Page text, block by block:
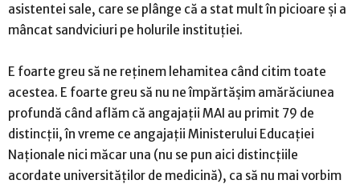
asistentei sale, care se plânge că a stat mult în picioare și a
mâncat sandviciuri pe holurile instituției.
E foarte greu să ne reținem lehamitea când citim toate
acestea. E foarte greu să nu ne împărtășim amărăciunea
profundă când aflăm că angajații MAI au primit 79 de
distincții, în vreme ce angajații Ministerului Educației
Naționale nici măcar una (nu se pun aici distincțiile
acordate universităților de medicină), ca să nu mai vorbim